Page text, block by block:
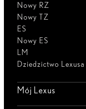
Nowy RZ
Nowy TZ
ES
Nowy ES
LM
Dziedzictwo Lexusa
Mój Lexus